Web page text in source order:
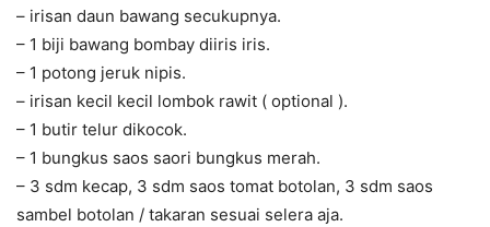
– irisan daun bawang secukupnya.
– 1 biji bawang bombay diiris iris.
– 1 potong jeruk nipis.
– irisan kecil kecil lombok rawit ( optional ).
– 1 butir telur dikocok.
– 1 bungkus saos saori bungkus merah.
– 3 sdm kecap, 3 sdm saos tomat botolan, 3 sdm saos
sambel botolan / takaran sesuai selera aja.